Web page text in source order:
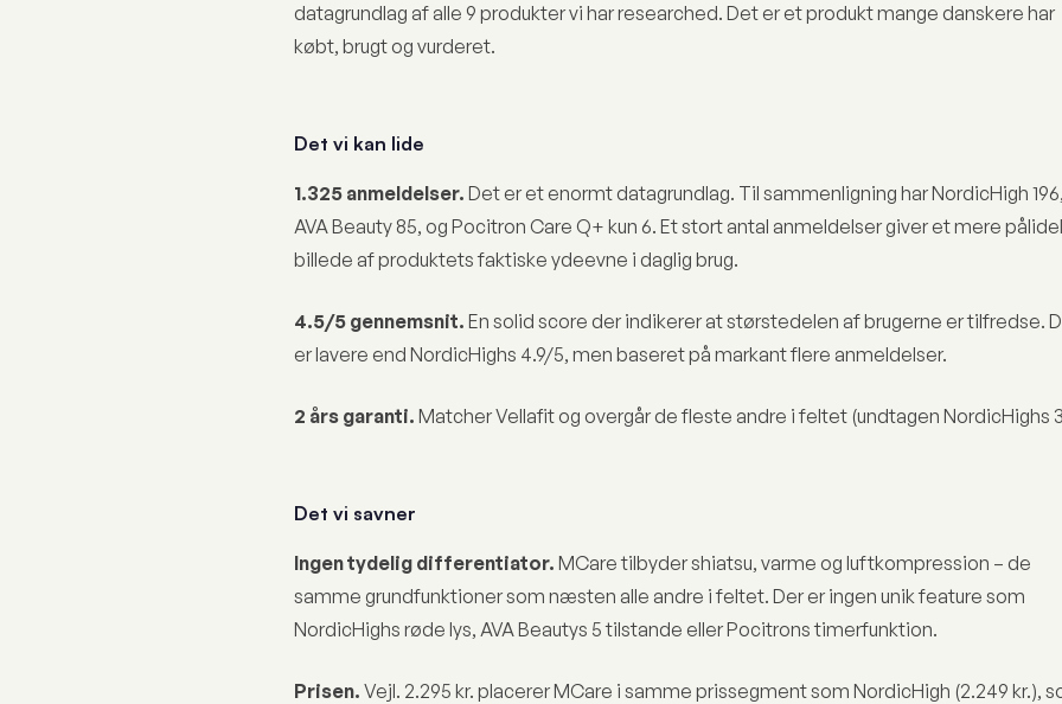
datagrundlag af alle 9 produkter vi har researched. Det er et produkt mange danskere har
købt, brugt og vurderet.
Det vi kan lide
1.325 anmeldelser. Det er et enormt datagrundlag. Til sammenligning har NordicHigh 196,
AVA Beauty 85, og Pocitron Care Q+ kun 6. Et stort antal anmeldelser giver et mere
billede af produktets faktiske ydeevne i daglig brug.
4.5/5 gennemsnit. En solid score der indikerer at størstedelen af brugerne er tilfredse.
er lavere end NordicHighs 4.9/5, men baseret på markant flere anmeldelser.
2 års garanti. Matcher Vellafit og overgår de fleste andre i feltet (undtagen NordicHighs
Det vi savner
Ingen tydelig differentiator. MCare tilbyder shiatsu, varme og luftkompression – de
samme grundfunktioner som næsten alle andre i feltet. Der er ingen unik feature som
NordicHighs røde lys, AVA Beautys 5 tilstande eller Pocitrons timerfunktion.
Prisen. Vejl. 2.295 kr. placerer MCare i samme prissegment som NordicHigh (2.249 kr.),